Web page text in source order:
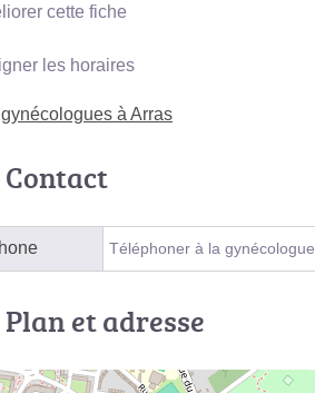
cette fiche
les horaires
à Arras
Contact
Téléphoner à la gynécologue
Plan et adresse